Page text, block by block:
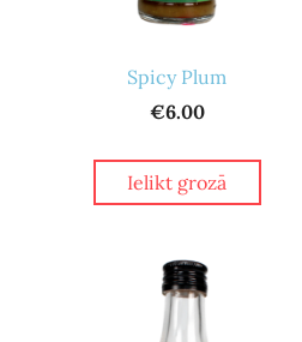
Spicy Plum
€6.00
Ielikt grozā